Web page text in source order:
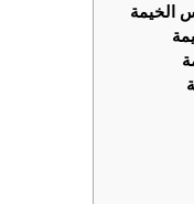
الخيمة